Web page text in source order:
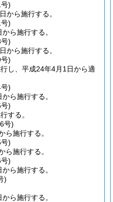
)
から施行する。
)
ら施行する。
)
から施行する。
)
し、平成24年4月1日から適
)
ら施行する。
)
する。
号)
ら施行する。
)
ら施行する。
)
ら施行する。
)
ら施行する。